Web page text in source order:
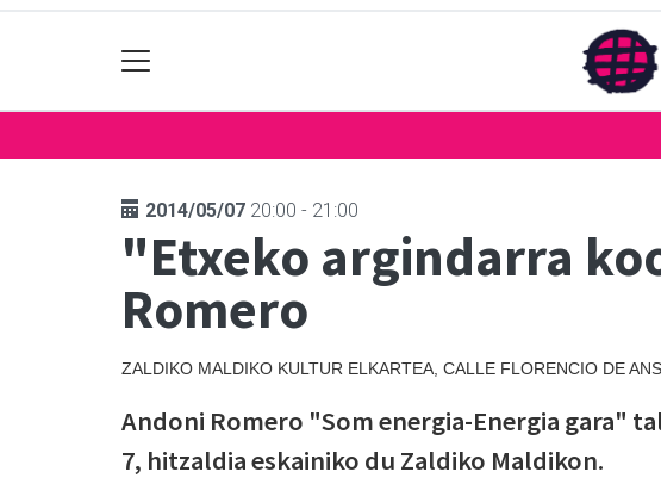
2014/05/07 20:00 - 21:00
"Etxeko argindarra
Romero
ZALDIKO MALDIKO KULTUR ELKARTEA, CALLE FLORENCIO DE
Andoni Romero "Som energia-Energia gara"
7, hitzaldia eskainiko du Zaldiko Maldikon.